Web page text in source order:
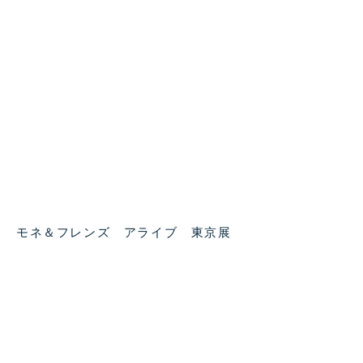
モネ＆フレンズ アライブ 東京展